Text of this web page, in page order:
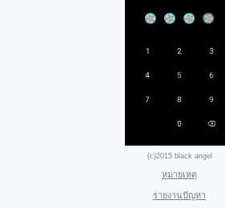
(c)2015 black angel
หมายเหตุ
รายงานปัญหา